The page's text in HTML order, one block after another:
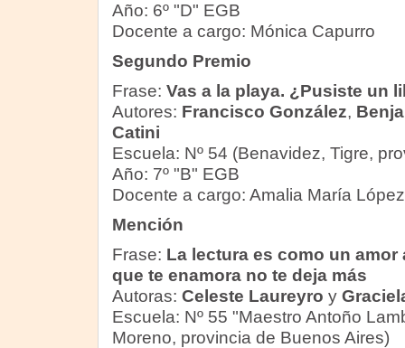
Año: 6º "D" EGB
Docente a cargo: Mónica Capurro
Segundo Premio
Frase: Vas a la playa. ¿Pusiste un
Autores: Francisco González,
Catini
Escuela: Nº 54 (Benavidez, Tigre,
Año: 7º "B" EGB
Docente a cargo: Amalia María López
Mención
Frase: La lectura es como un amor
que te enamora no te deja más
Autoras: Celeste Laureyro y
Escuela: Nº 55 "Maestro Antoño
Moreno, provincia de Buenos Aires)